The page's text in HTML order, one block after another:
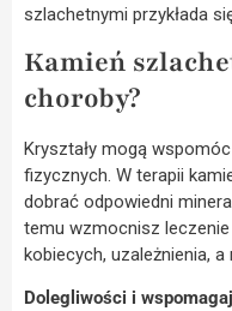
szlachetnymi przykłada
Kamień
choroby?
Kryształy mogą
fizycznych. W terapii
dobrać odpowiedni
temu wzmocnisz
kobiecych, uzależnienia,
Dolegliwości i